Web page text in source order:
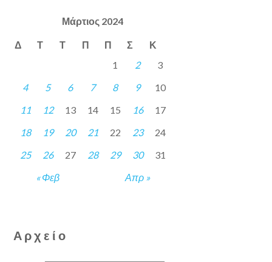
Μάρτιος 2024
Δ Τ Τ Π Π Σ Κ
« Φεβ Απρ »
1 2
3
4
5 6 7 8 9
10
11
12 13 14 15 16
17
18
19 20 21 22 23
24
25
26 27 28 29 30 31
Αρχείο